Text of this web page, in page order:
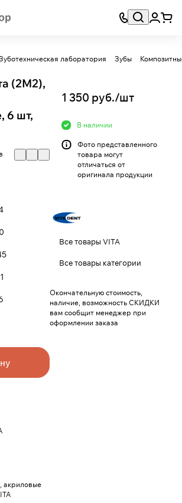
лаборатория Зубы
(2М2),
6 шт,
акриловые
1 350 руб./шт
В наличии
Фото представленного
товара могут
отличаться от
оригинала продукции
Все товары VITA
Все товары категории
Окончательную стоимость,
наличие, возможность СКИДКИ
вам сообщит менеджер при
оформлении заказа